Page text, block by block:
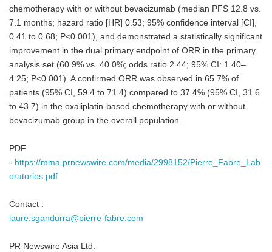
chemotherapy with or without bevacizumab (median PFS 12.8 vs.
7.1 months; hazard ratio [HR] 0.53; 95% confidence interval [CI],
0.41 to 0.68; P<0.001), and demonstrated a statistically significant
improvement in the dual primary endpoint of ORR in the primary
analysis set (60.9% vs. 40.0%; odds ratio 2.44; 95% CI: 1.40–
4.25; P<0.001). A confirmed ORR was observed in 65.7% of
patients (95% CI, 59.4 to 71.4) compared to 37.4% (95% CI, 31.6
to 43.7) in the oxaliplatin-based chemotherapy with or without
bevacizumab group in the overall population.
PDF
- https://mma.prnewswire.com/media/2998152/Pierre_Fabre_Lab
oratories.pdf
Contact :
laure.sgandurra@pierre-fabre.com
PR Newswire Asia Ltd.